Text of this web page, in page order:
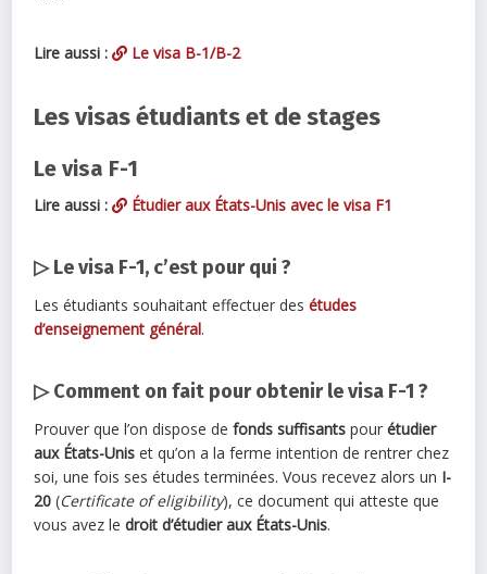
Lire aussi : Le visa B-1/B-2
Les visas étudiants et de stages
Le visa F-1
Lire aussi : Étudier aux États-Unis avec le visa F1
▷ Le visa F-1, c’est pour qui ?
Les étudiants souhaitant effectuer desétudes
d’enseignement général.
▷ Comment on fait pour obtenir le visa F-1 ?
Prouver que l’on dispose defonds suffisants pour étudier
aux États-Unis et qu’on a la ferme intention de rentrer chez
soi, une fois ses études terminées. Vous recevez alors un I-
20 (Certificate of eligibility), ce document qui atteste que
vous avez ledroit d’étudier aux États-Unis.